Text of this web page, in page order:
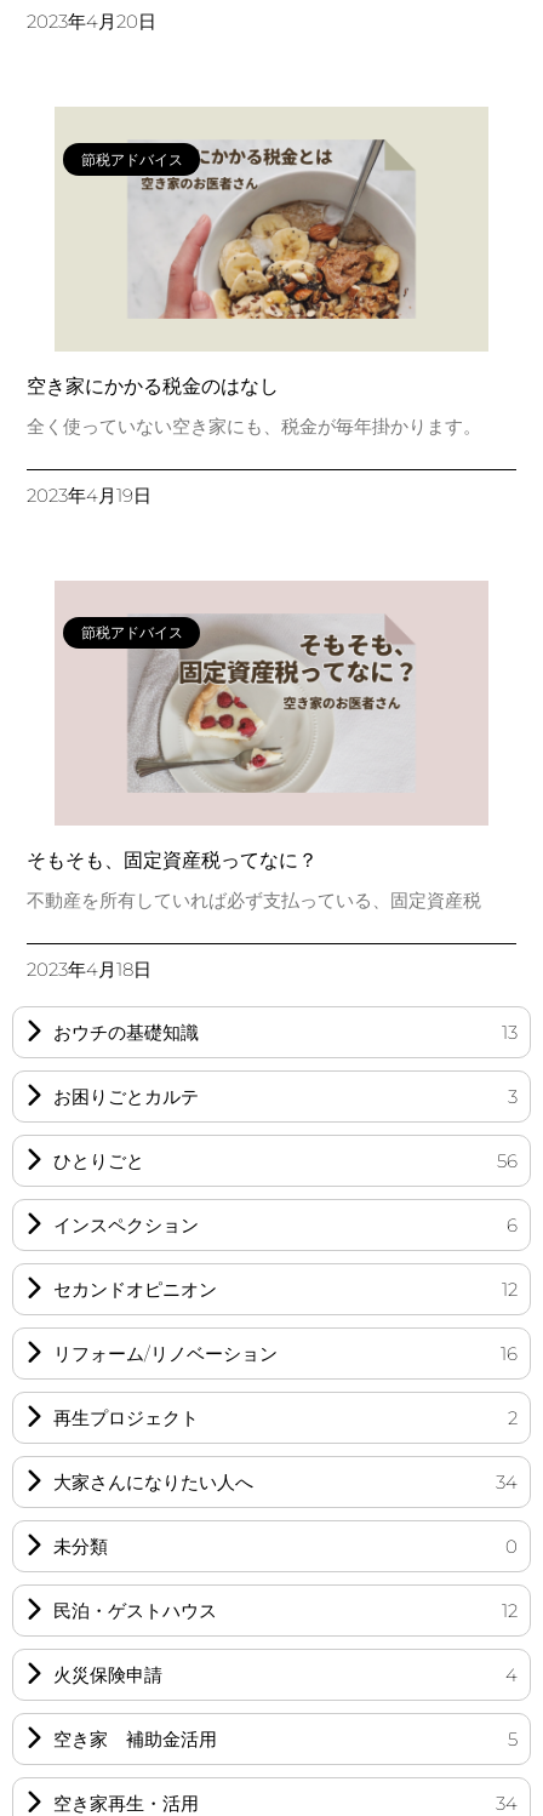
2023年4月20日
節税アドバイス
空き家にかかる税金のはなし
全く使っていない空き家にも、税金が毎年掛かります。
2023年4月19日
節税アドバイス
そもそも、固定資産税ってなに？
不動産を所有していれば必ず支払っている、固定資産税
2023年4月18日
おウチの基礎知識 13
お困りごとカルテ 3
ひとりごと 56
インスペクション 6
セカンドオピニオン 12
リフォーム/リノベーション 16
再生プロジェクト 2
大家さんになりたい人へ 34
未分類 0
民泊・ゲストハウス 12
火災保険申請 4
空き家 補助金活用 5
空き家再生・活用 34